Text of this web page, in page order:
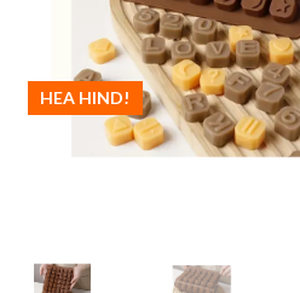
HEA HIND!